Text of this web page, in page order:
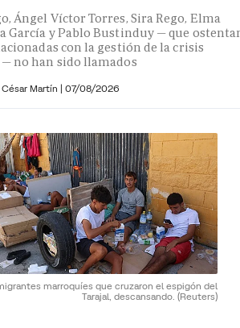
Ángel Víctor Torres, Sira Rego, Elma
García y Pablo Bustinduy — que
con la gestión de la crisis
no han sido llamados
César Martín | 07/08/2026
marroquíes que cruzaron el espigón del
Tarajal, descansando. (Reuters)